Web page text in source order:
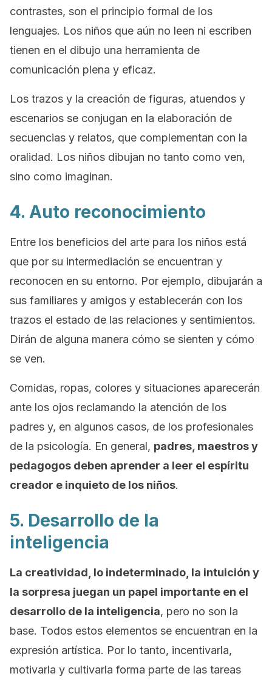
contrastes, son el principio formal de los
lenguajes. Los niños que aún no leen ni escriben
tienen en el dibujo una herramienta de
comunicación plena y eficaz.
Los trazos y la creación de figuras, atuendos y
escenarios se conjugan en la elaboración de
secuencias y relatos, que complementan con la
oralidad. Los niños dibujan no tanto como ven,
sino como imaginan.
4. Auto reconocimiento
Entre los beneficios del arte para los niños está
que por su intermediación se encuentran y
reconocen en su entorno. Por ejemplo, dibujarán a
sus familiares y amigos y establecerán con los
trazos el estado de las relaciones y sentimientos.
Dirán de alguna manera cómo se sienten y cómo
se ven.
Comidas, ropas, colores y situaciones aparecerán
ante los ojos reclamando la atención de los
padres y, en algunos casos, de los profesionales
de la psicología. En general, padres, maestros y
pedagogos deben aprender a leer el espíritu
creador e inquieto de los niños.
5. Desarrollo de la
inteligencia
La creatividad, lo indeterminado, la intuición y
la sorpresa juegan un papel importante en el
desarrollo de la inteligencia, pero no son la
base. Todos estos elementos se encuentran en la
expresión artística. Por lo tanto, incentivarla,
motivarla y cultivarla forma parte de las tareas